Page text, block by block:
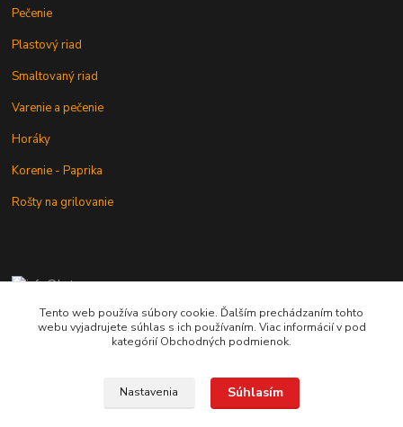
Pečenie
Plastový riad
Smaltovaný riad
Varenie a pečenie
Horáky
Korenie - Paprika
Rošty na grilovanie
+421 902 212 007
od 8:00 - do 16:00 hod
Tento web používa súbory cookie. Ďalším prechádzaním tohto
webu vyjadrujete súhlas s ich používaním. Viac informácií v pod
kategórií Obchodných podmienok.
Nastavenia Súhlasím